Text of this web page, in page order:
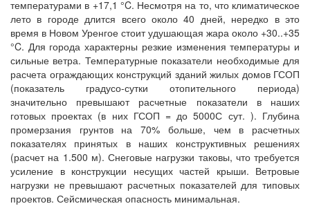
температурами в +17,1 °C. Несмотря на то, что климатическое
лето в городе длится всего около 40 дней, нередко в это
время в Новом Уренгое стоит удушающая жара около +30..+35
°C. Для города характерны резкие изменения температуры и
сильные ветра. Температурные показатели необходимые для
расчета ограждающих конструкций зданий жилых домов ГСОП
(показатель градусо-сутки отопительного периода)
значительно превышают расчетные показатели в наших
готовых проектах (в них ГСОП = до 5000С сут. ). Глубина
промерзания грунтов на 70% больше, чем в расчетных
показателях принятых в наших конструктивных решениях
(расчет на 1.500 м). Снеговые нагрузки таковы, что требуется
усиление в конструкции несущих частей крыши. Ветровые
нагрузки не превышают расчетных показателей для типовых
проектов. Сейсмическая опасность минимальная.